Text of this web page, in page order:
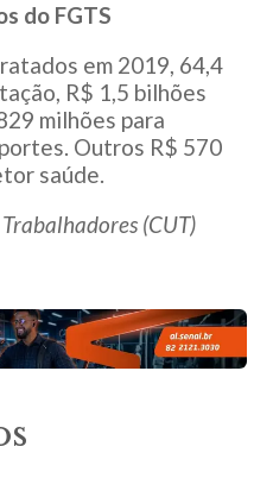
do FGTS
em 2019, 64,4
R$ 1,5 bilhões
milhões para
Outros R$ 570
saúde.
(CUT)